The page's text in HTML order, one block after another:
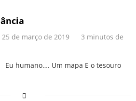
25 de março de 2019
3 minutos de
Eu humano…. Um mapa E o tesouro